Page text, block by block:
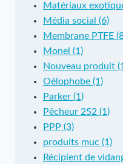
Matériaux
Média social (6)
Membrane PTFE
Monel (1)
Nouveau produit
Oélophobe (1)
Parker (1)
Pêcheur 252 (1)
PPP (3)
produits muc (1)
Récipient de